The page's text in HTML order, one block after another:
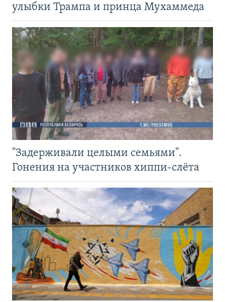
улыбки Трампа и принца Мухаммеда
"Задерживали целыми семьями".
Гонения на участников хиппи-слёта